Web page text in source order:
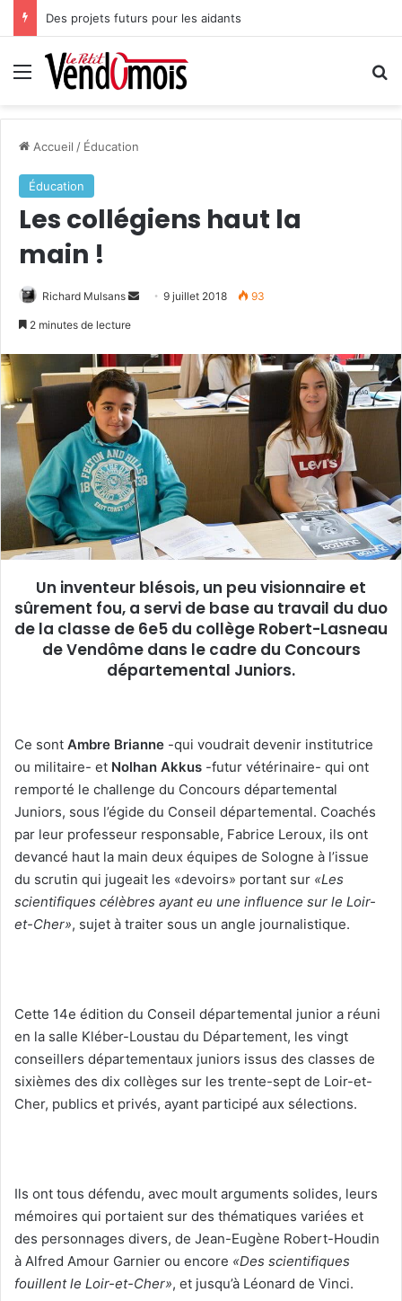
Des projets futurs pour les aidants
Menu
Accueil / Éducation
Éducation
Les collégiens haut la
main !
Richard Mulsans
o
y
r
u
n
c
o
u
r
e
9 juillet 2018 93
2 minutes de lecture
Un inventeur blésois, un peu visionnaire et
sûrement fou, a servi de base au travail du duo
de la classe de 6e5 du collège Robert-Lasneau
de Vendôme dans le cadre du Concours
départemental Juniors.
Ce sont Ambre Brianne -qui voudrait devenir institutrice
ou militaire- et Nolhan Akkus -futur vétérinaire- qui ont
remporté le challenge du Concours départemental
Juniors, sous l’égide du Conseil départemental. Coachés
par leur professeur responsable, Fabrice Leroux, ils ont
devancé haut la main deux équipes de Sologne à l’issue
du scrutin qui jugeait les «devoirs» portant sur «Les
scientifiques célèbres ayant eu une influence sur le Loir-
et-Cher», sujet à traiter sous un angle journalistique.
Cette 14e édition du Conseil départemental junior a réuni
en la salle Kléber-Loustau du Département, les vingt
conseillers départementaux juniors issus des classes de
sixièmes des dix collèges sur les trente-sept de Loir-et-
Cher, publics et privés, ayant participé aux sélections.
Ils ont tous défendu, avec moult arguments solides, leurs
mémoires qui portaient sur des thématiques variées et
des personnages divers, de Jean-Eugène Robert-Houdin
à Alfred Amour Garnier ou encore «Des scientifiques
fouillent le Loir-et-Cher», et jusqu’à Léonard de Vinci.